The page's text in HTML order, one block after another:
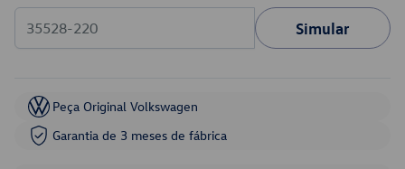
Simular
Peça Original Volkswagen
Garantia de 3 meses de fábrica